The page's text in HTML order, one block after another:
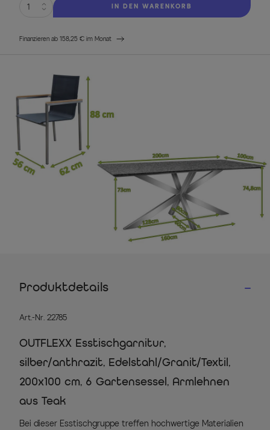
IN DEN WARENKORB
Finanzieren ab 158,25 € im Monat
Produktdetails
Art.-Nr. 22785
OUTFLEXX Esstischgarnitur,
silber/anthrazit, Edelstahl/Granit/Textil,
200x100 cm, 6 Gartensessel, Armlehnen
aus Teak
Bei dieser Esstischgruppe treffen hochwertige Materialien